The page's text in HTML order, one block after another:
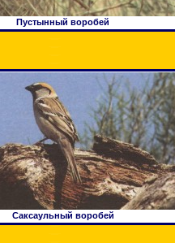
Пустынный воробей
Саксаульный воробей